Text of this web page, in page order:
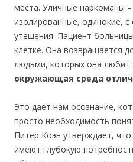
места. Уличные наркоманы
изолированные, одинокие,
утешения. Пациент
клетке. Она возвращается
людьми, которых она любит.
окружающая среда
Это дает нам осознание,
просто необходимость
Питер Коэн утверждает,
имеют глубокую